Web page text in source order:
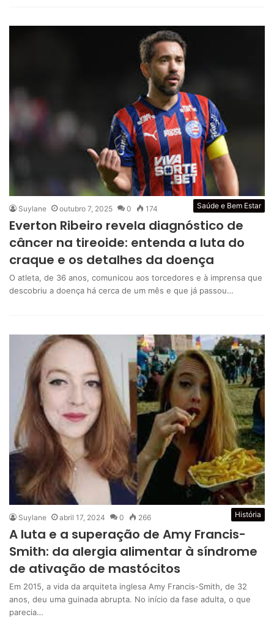
Saúde e Bem Estar
Suylane outubro 7, 2025 0 174
Everton Ribeiro revela diagnóstico de
câncer na tireoide: entenda a luta do
craque e os detalhes da doença
O atleta, de 36 anos, comunicou aos torcedores e à imprensa que
descobriu a doença há cerca de um mês e que já passou…
História
Suylane abril 17, 2024 0 266
A luta e a superação de Amy Francis-
Smith: da alergia alimentar à síndrome
de ativação de mastócitos
Em 2015, a vida da arquiteta inglesa Amy Francis-Smith, de 32
anos, deu uma guinada abrupta. No início da fase adulta, o que
parecia…